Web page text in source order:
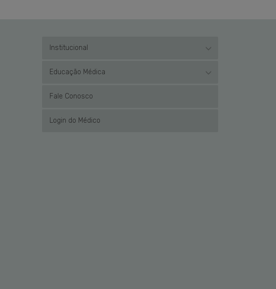
Institucional
Educação Médica
Fale Conosco
Login do Médico